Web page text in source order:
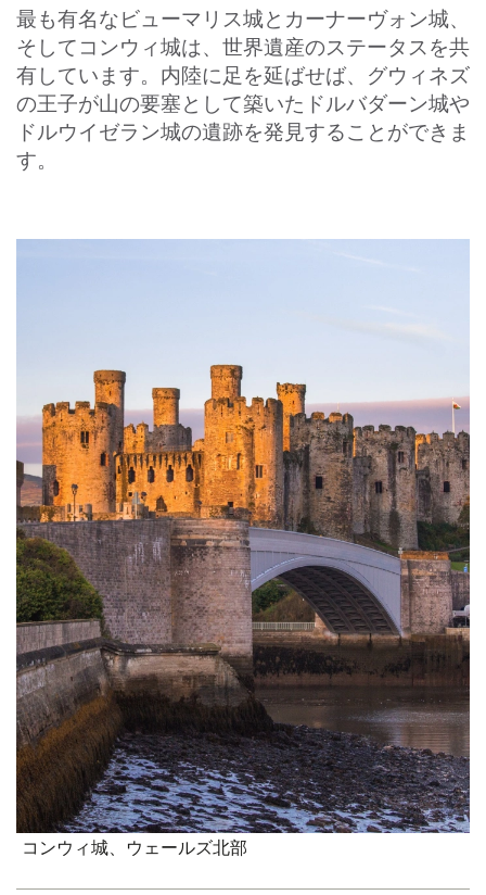
最も有名なビューマリス城とカーナーヴォン城、
そしてコンウィ城は、世界遺産のステータスを共
有しています。内陸に足を延ばせば、グウィネズ
の王子が山の要塞として築いたドルバダーン城や
ドルウイゼラン城の遺跡を発見することができま
す。
コンウィ城、ウェールズ北部